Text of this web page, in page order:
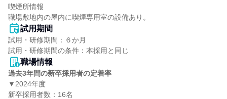
喫煙所情報
職場敷地内の屋内に喫煙専用室の設備あり。
試用期間
試用・研修期間：６か月
職場情報
過去3年間の新卒採用者の定着率
▼2024年度
新卒採用者数：16名